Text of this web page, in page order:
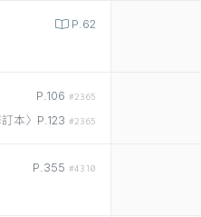
P.62
P.106 #2365
訂本〉P.123 #2365
P.355 #4310